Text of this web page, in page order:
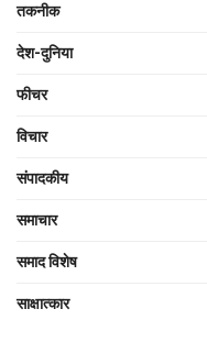
तकनीक
देश-दुनिया
फीचर
विचार
संपादकीय
समाचार
समाद विशेष
साक्षात्‍कार